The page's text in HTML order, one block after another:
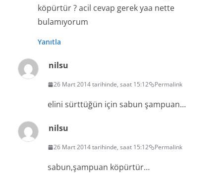
köpürtür ? acil cevap gerek yaa nette
bulamıyorum
Yanıtla
nilsu
26 Mart 2014 tarihinde, saat 15:12 Permalink
elini sürttüğün için sabun şampuan…
nilsu
26 Mart 2014 tarihinde, saat 15:12 Permalink
sabun,şampuan köpürtür…